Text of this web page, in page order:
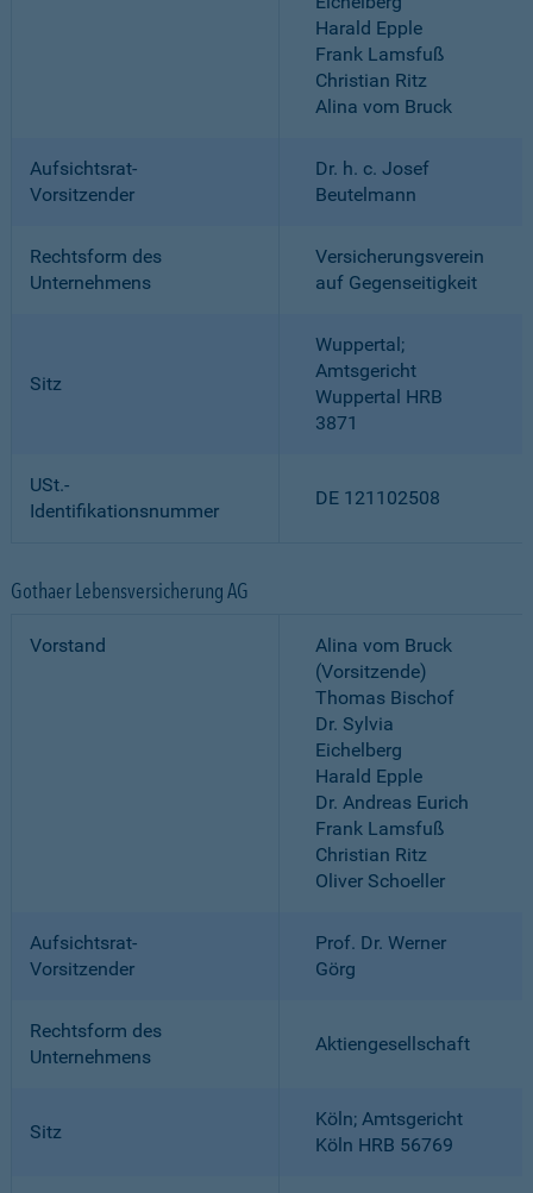
Harald Epple
Frank Lamsfuß
Christian Ritz
Alina vom Bruck
Aufsichtsrat-
Vorsitzender
Dr. h. c. Josef
Beutelmann
Rechtsform des
Unternehmens
Versicherungsverein
auf Gegenseitigkeit
Sitz
Wuppertal;
Amtsgericht
Wuppertal HRB
3871
USt.-
Identifikationsnummer
DE 121102508
Gothaer Lebensversicherung AG
Vorstand
Alina vom Bruck
(Vorsitzende)
Thomas Bischof
Dr. Sylvia
Eichelberg
Harald Epple
Dr. Andreas Eurich
Frank Lamsfuß
Christian Ritz
Oliver Schoeller
Aufsichtsrat-
Vorsitzender
Prof. Dr. Werner
Görg
Rechtsform des
Unternehmens
Aktiengesellschaft
Sitz
Köln; Amtsgericht
Köln HRB 56769